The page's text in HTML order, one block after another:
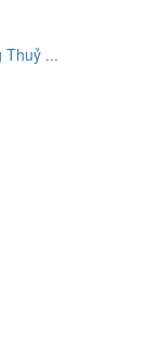
Thuỷ ...